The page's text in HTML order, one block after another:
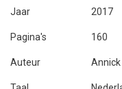
Jaar 2017
Pagina's 160
Auteur Annick